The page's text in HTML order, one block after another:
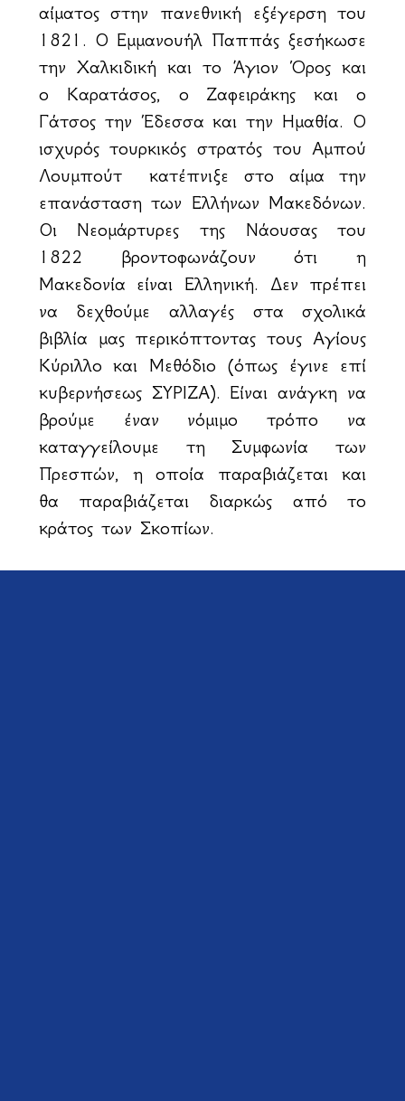
αίματος στην πανεθνική εξέγερση του
1821. Ο Εμμανουήλ Παππάς ξεσήκωσε
την Χαλκιδική και το Άγιον Όρος και
ο Καρατάσος, ο Ζαφειράκης και ο
Γάτσος την Έδεσσα και την Ημαθία. Ο
ισχυρός τουρκικός στρατός του Αμπού
Λουμπούτ κατέπνιξε στο αίμα την
επανάσταση των Ελλήνων Μακεδόνων.
Οι Νεομάρτυρες της Νάουσας του
1822 βροντοφωνάζουν ότι η
Μακεδονία είναι Ελληνική. Δεν πρέπει
να δεχθούμε αλλαγές στα σχολικά
βιβλία μας περικόπτοντας τους Αγίους
Κύριλλο και Μεθόδιο (όπως έγινε επί
κυβερνήσεως ΣΥΡΙΖΑ). Είναι ανάγκη να
βρούμε έναν νόμιμο τρόπο να
καταγγείλουμε τη Συμφωνία των
Πρεσπών, η οποία παραβιάζεται και
θα παραβιάζεται διαρκώς από το
κράτος των Σκοπίων.